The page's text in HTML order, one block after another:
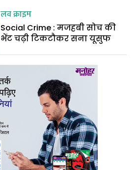
लव क्राइम
Social Crime : मजहबी सोच की
भेंट चढ़ी टिकटौकर सना यूसुफ